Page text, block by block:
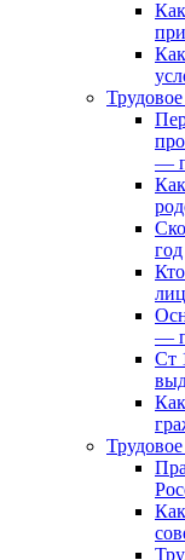
—
год
—
Ст